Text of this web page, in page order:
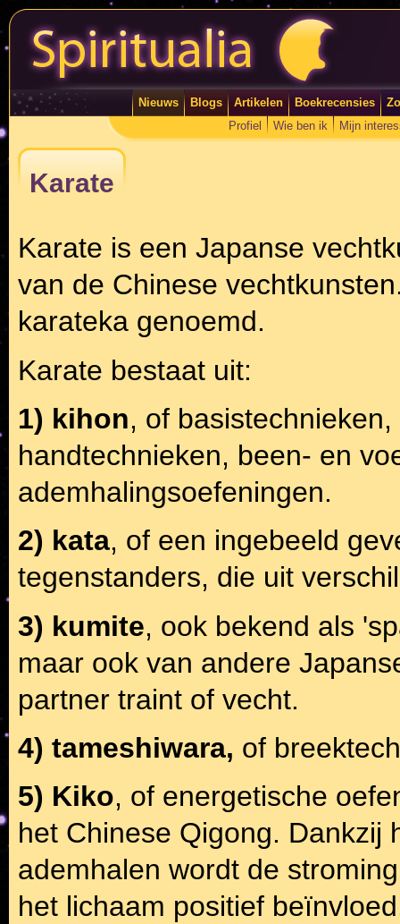
Nieuws Blogs Artikelen Boekrecensies
Profiel
Wie ben ik Mijn
Karate
Karate is een Japanse
van de Chinese
karateka genoemd.
Karate bestaat uit:
1) kihon, of
handtechnieken, been- en
ademhalingsoefeningen.
2) kata, of een ingebeeld
tegenstanders, die uit
3) kumite, ook bekend als
maar ook van andere
partner traint of vecht.
4) tameshiwara, of
5) Kiko, of energetische
het Chinese Qigong. Dankzij
ademhalen wordt de
het lichaam positief